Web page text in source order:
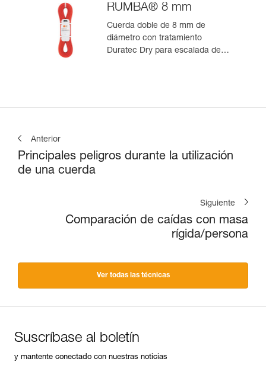
RUMBA® 8 mm
Cuerda doble de 8 mm de
diámetro con tratamiento
Duratec Dry para escalada de
Anterior
Principales peligros durante la utilización
de una cuerda
Siguiente
Comparación de caídas con masa
rígida/persona
Ver todas las técnicas
Suscríbase al boletín
y mantente conectado con nuestras noticias